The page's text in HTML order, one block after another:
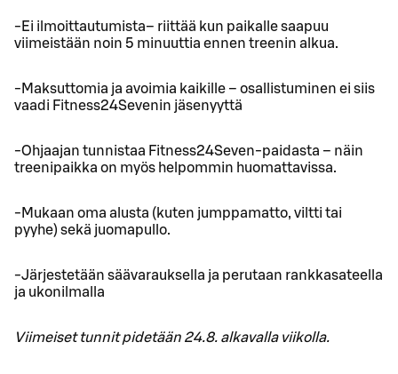
-Ei ilmoittautumista– riittää kun paikalle saapuu
viimeistään noin 5 minuuttia ennen treenin alkua.
-Maksuttomia ja avoimia kaikille – osallistuminen ei siis
vaadi Fitness24Sevenin jäsenyyttä
-Ohjaajan tunnistaa Fitness24Seven-paidasta – näin
treenipaikka on myös helpommin huomattavissa.
-Mukaan oma alusta (kuten jumppamatto, viltti tai
pyyhe) sekä juomapullo.
-Järjestetään säävarauksella ja perutaan rankkasateella
ja ukonilmalla
Viimeiset tunnit pidetään 24.8. alkavalla viikolla.